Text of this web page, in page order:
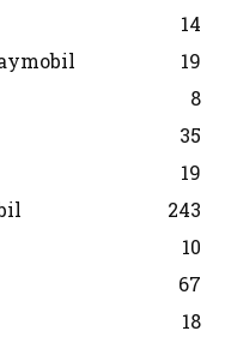
14
19
8
35
19
243
10
67
18